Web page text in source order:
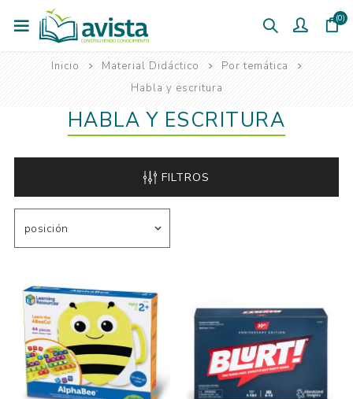
(0)
Inicio Material Didáctico
Por temática
Habla y escritura
HABLA Y ESCRITURA
FILTROS